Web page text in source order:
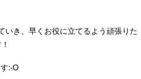
き、 早くお役に立てるよう頑張りた
:-O